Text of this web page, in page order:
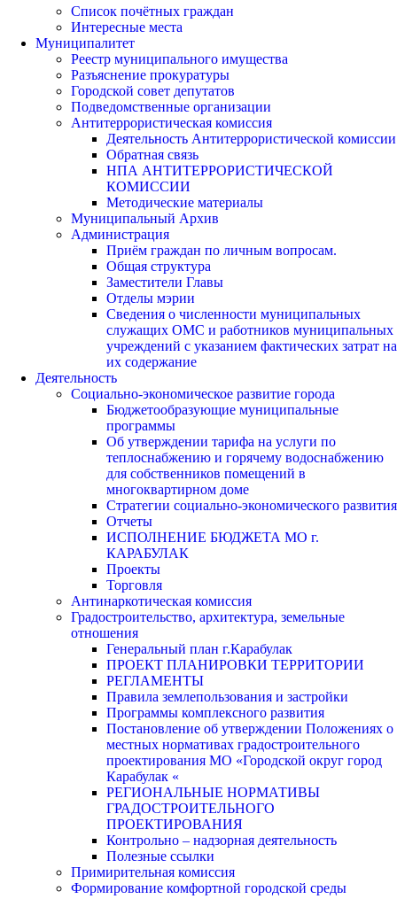
Список почётных граждан
Интересные места
Муниципалитет
Реестр муниципального имущества
Разъяснение прокуратуры
Городской совет депутатов
Подведомственные организации
Антитеррористическая комиссия
Деятельность Антитеррористической комиссии
Обратная связь
НПА АНТИТЕРРОРИСТИЧЕСКОЙ
КОМИССИИ
Методические материалы
Муниципальный Архив
Администрация
Приём граждан по личным вопросам.
Общая структура
Заместители Главы
Отделы мэрии
Сведения о численности муниципальных
служащих ОМС и работников муниципальных
учреждений с указанием фактических затрат на
их содержание
Деятельность
Социально-экономическое развитие города
Бюджетообразующие муниципальные
программы
Об утверждении тарифа на услуги по
теплоснабжению и горячему водоснабжению
для собственников помещений в
многоквартирном доме
Стратегии социально-экономического развития
Отчеты
ИСПОЛНЕНИЕ БЮДЖЕТА МО г.
КАРАБУЛАК
Проекты
Торговля
Антинаркотическая комиссия
Градостроительство, архитектура, земельные
отношения
Генеральный план г.Карабулак
ПРОЕКТ ПЛАНИРОВКИ ТЕРРИТОРИИ
РЕГЛАМЕНТЫ
Правила землепользования и застройки
Программы комплексного развития
Постановление об утверждении Положениях о
местных нормативах градостроительного
проектирования МО «Городской округ город
Карабулак «
РЕГИОНАЛЬНЫЕ НОРМАТИВЫ
ГРАДОСТРОИТЕЛЬНОГО
ПРОЕКТИРОВАНИЯ
Контрольно – надзорная деятельность
Полезные ссылки
Примирительная комиссия
Формирование комфортной городской среды